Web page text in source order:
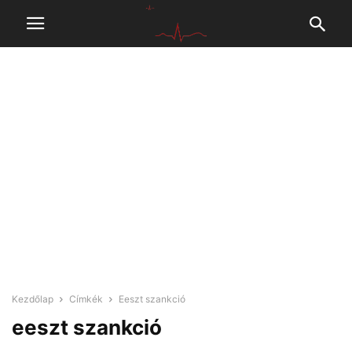
Kezdőlap Címkék Eeszt szankció
eeszt szankció